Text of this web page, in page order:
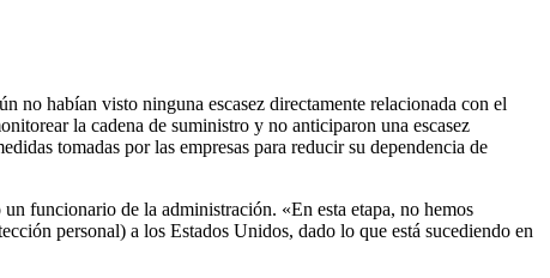
no habían visto ninguna escasez directamente relacionada con el
la cadena de suministro y no anticiparon una escasez
tomadas por las empresas para reducir su dependencia de
funcionario de la administración. «En esta etapa, no hemos
personal) a los Estados Unidos, dado lo que está sucediendo en